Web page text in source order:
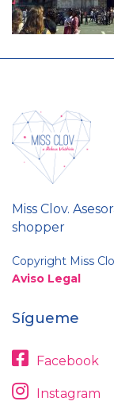
Miss Clov.
shopper
Copyright Miss
Aviso Legal
Sígueme
Facebook
Instagram